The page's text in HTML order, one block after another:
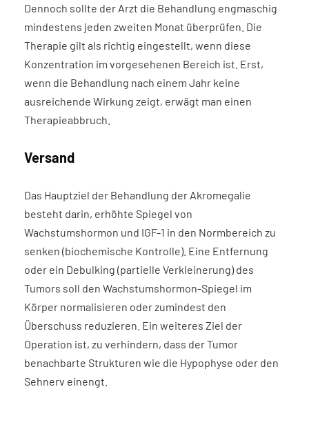
Dennoch sollte der Arzt die Behandlung engmaschig
mindestens jeden zweiten Monat überprüfen. Die
Therapie gilt als richtig eingestellt, wenn diese
Konzentration im vorgesehenen Bereich ist. Erst,
wenn die Behandlung nach einem Jahr keine
ausreichende Wirkung zeigt, erwägt man einen
Therapieabbruch.
Versand
Das Hauptziel der Behandlung der Akromegalie
besteht darin, erhöhte Spiegel von
Wachstumshormon und IGF-1 in den Normbereich zu
senken (biochemische Kontrolle). Eine Entfernung
oder ein Debulking (partielle Verkleinerung) des
Tumors soll den Wachstumshormon-Spiegel im
Körper normalisieren oder zumindest den
Überschuss reduzieren. Ein weiteres Ziel der
Operation ist, zu verhindern, dass der Tumor
benachbarte Strukturen wie die Hypophyse oder den
Sehnerv einengt.